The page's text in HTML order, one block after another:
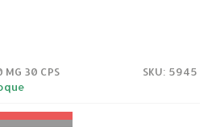
MG 30 CPS
SKU: 5945